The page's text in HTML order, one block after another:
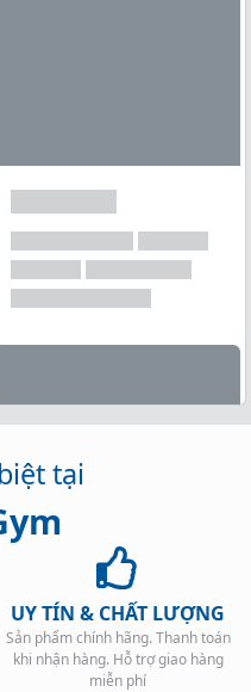
→
tại
UY TÍN & CHẤT LƯỢNG
Sản phẩm chính hãng. Thanh toán
khi nhận hàng. Hỗ trợ giao hàng
miễn phí